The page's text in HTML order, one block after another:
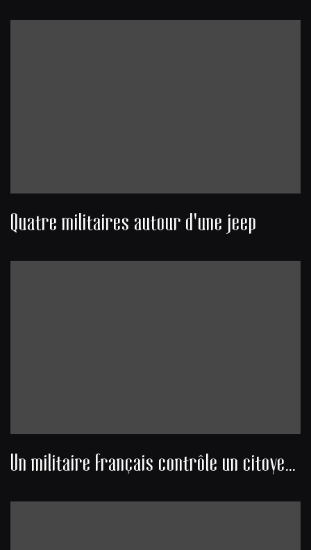
Quatre militaires autour d'une jeep
Un militaire français contrôle un citoyen algérien au bord d'une route